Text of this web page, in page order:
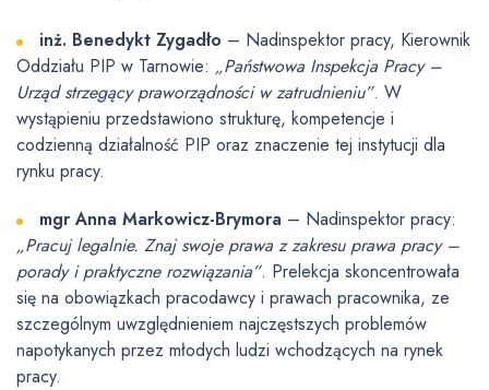
inż. Benedykt Zygadło – Nadinspektor pracy, Kierownik
Oddziału PIP w Tarnowie: „Państwowa Inspekcja Pracy –
Urząd strzegący praworządności w zatrudnieniu”. W
wystąpieniu przedstawiono strukturę, kompetencje i
codzienną działalność PIP oraz znaczenie tej instytucji dla
rynku pracy.
mgr Anna Markowicz-Brymora – Nadinspektor pracy:
„Pracuj legalnie. Znaj swoje prawa z zakresu prawa pracy –
porady i praktyczne rozwiązania”. Prelekcja skoncentrowała
się na obowiązkach pracodawcy i prawach pracownika, ze
szczególnym uwzględnieniem najczęstszych problemów
napotykanych przez młodych ludzi wchodzących na rynek
pracy.